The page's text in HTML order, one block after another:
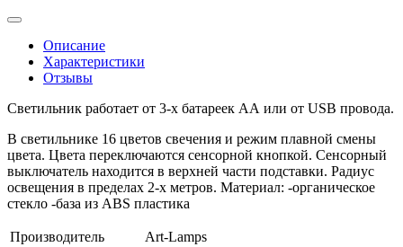
Описание
Характеристики
Отзывы
Светильник работает от 3-х батареек АА или от USB провода.
В светильнике 16 цветов свечения и режим плавной смены
цвета. Цвета переключаются сенсорной кнопкой. Сенсорный
выключатель находится в верхней части подставки. Радиус
освещения в пределах 2-х метров. Материал: -органическое
стекло -база из ABS пластика
Производитель
Art-Lamps